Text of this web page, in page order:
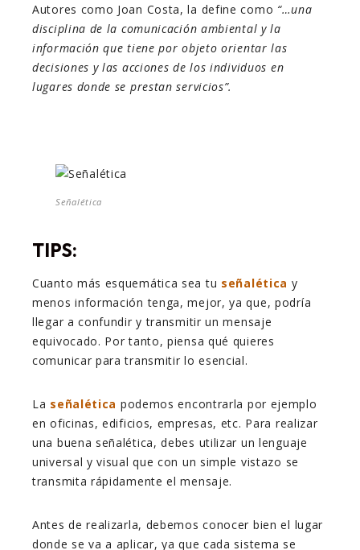
Autores como Joan Costa, la define como “…una
disciplina de la comunicación ambiental y la
información que tiene por objeto orientar las
decisiones y las acciones de los individuos en
lugares donde se prestan servicios”.
Señalética
TIPS:
Cuanto más esquemática sea tu señalética y
menos información tenga, mejor, ya que, podría
llegar a confundir y transmitir un mensaje
equivocado. Por tanto, piensa qué quieres
comunicar para transmitir lo esencial.
La señalética podemos encontrarla por ejemplo
en oficinas, edificios, empresas, etc. Para realizar
una buena señalética, debes utilizar un lenguaje
universal y visual que con un simple vistazo se
transmita rápidamente el mensaje.
Antes de realizarla, debemos conocer bien el lugar
donde se va a aplicar, ya que cada sistema se